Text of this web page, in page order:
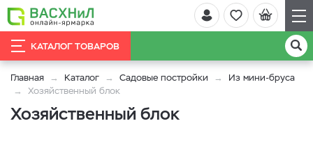
КАТАЛОГ ТОВАРОВ
Главная Каталог Садовые постройки
Из мини-бруса
Хозяйственный блок
Хозяйственный блок